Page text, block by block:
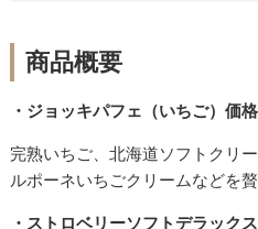
商品概要
・ジョッキパフェ（いちご）価
完熟いちご、北海道ソフトクリ
ルポーネいちごクリームなどを
・ストロベリーソフトデラック